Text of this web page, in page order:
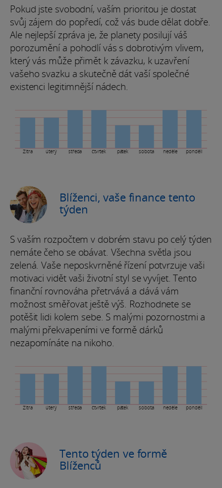
Zítra úterý středa čtvrtek pátek sobota neděle pondělí
Pokud jste svobodní, vaším prioritou je dostat
svůj zájem do popředí, což vás bude dělat dobře.
Ale nejlepší zpráva je, že planety posilují váš
porozumění a pohodlí vás s dobrotivým vlivem,
který vás může přimět k závazku, k uzavření
vašeho svazku a skutečně dát vaší společné
existenci legitimnější nádech.
Blíženci, vaše finance tento
týden
Zítra úterý středa čtvrtek pátek sobota neděle pondělí
S vaším rozpočtem v dobrém stavu po celý týden
nemáte čeho se obávat. Všechna světla jsou
zelená. Vaše neposkvrněné řízení potvrzuje vaši
motivaci vidět vaši životní styl se vyvíjet. Tento
finanční rovnováha přetrvává a dává vám
možnost směřovat ještě výš. Rozhodnete se
potěšit lidi kolem sebe. S malými pozornostmi a
malými překvapeními ve formě dárků
nezapomínáte na nikoho.
Tento týden ve formě
Blíženců